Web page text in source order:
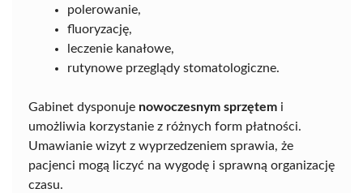
polerowanie,
fluoryzację,
leczenie kanałowe,
rutynowe przeglądy stomatologiczne.
Gabinet dysponuje nowoczesnym sprzętem i
umożliwia korzystanie z różnych form płatności.
Umawianie wizyt z wyprzedzeniem sprawia, że
pacjenci mogą liczyć na wygodę i sprawną organizację
czasu.